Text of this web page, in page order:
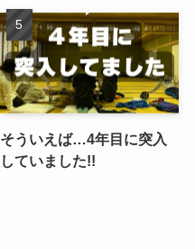
そういえば…4年目に突入
していました!!